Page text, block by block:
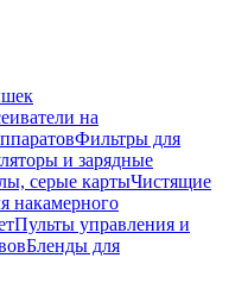
на
Фильтры для
и зарядные
серые картыЧистящие
накамерного
Пульты управления и
Бленды для